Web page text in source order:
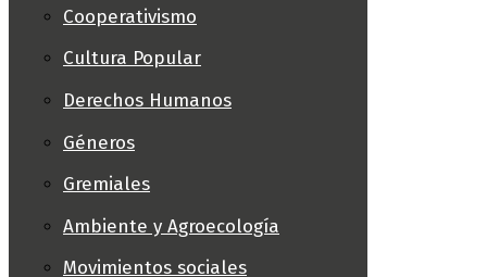
Cooperativismo
Cultura Popular
Derechos Humanos
Géneros
Gremiales
Ambiente y Agroecología
Movimientos sociales